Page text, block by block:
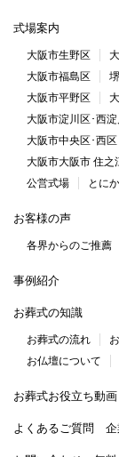
式場案内
大阪市生野区
大阪市福島区
大阪市平野区
大阪市淀川区･西
大阪市中央区･西区
大阪市大阪市 住之
公営式場
とに
お客様の声
各界からのご推薦
事例紹介
お葬式の知識
お葬式の流れ
お仏壇について
お葬式お役立ち動画
よくあるご質問